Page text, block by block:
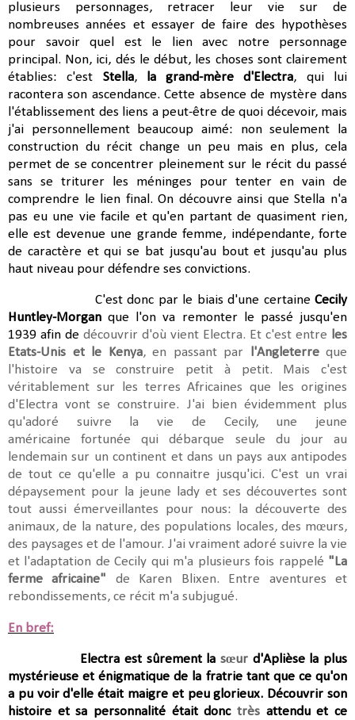
plusieurs personnages, retracer leur vie sur de
nombreuses années et essayer de faire des hypothèses
pour savoir quel est le lien avec notre personnage
principal. Non, ici, dés le début, les choses sont clairement
établies: c'est Stella, la grand-mère d'Electra, qui lui
racontera son ascendance. Cette absence de mystère dans
l'établissement des liens a peut-être de quoi décevoir, mais
j'ai personnellement beaucoup aimé: non seulement la
construction du récit change un peu mais en plus, cela
permet de se concentrer pleinement sur le récit du passé
sans se triturer les méninges pour tenter en vain de
comprendre le lien final. On découvre ainsi que Stella n'a
pas eu une vie facile et qu'en partant de quasiment rien,
elle est devenue une grande femme, indépendante, forte
de caractère et qui se bat jusqu'au bout et jusqu'au plus
haut niveau pour défendre ses convictions.
C'est donc par le biais d'une certaineCecily
Huntley-Morgan que l'on va remonter le passé jusqu'en
1939 afin de découvrir d'où vient Electra. Et c'est entre les
Etats-Unis et le Kenya, en passant par l'Angleterreque
l'histoire va seconstruire petit à petit. Mais c'est
véritablement sur les terres Africaines que les origines
d'Electra vont se construire. J'ai bien évidemmentplus
qu'adoré suivre la vie de Cecily, une jeune
américaine fortunée qui débarque seule du jour au
lendemain sur un continent et dans un pays aux antipodes
de tout ce qu'elle a pu connaitre jusqu'ici. C'est un vrai
dépaysement pour la jeune lady et ses découvertes sont
tout aussi émerveillantes pour nous: la découverte des
animaux, de la nature, des populations locales, des mœurs,
des paysages et de l'amour. J'ai vraiment adoré suivre la vie
et l'adaptation de Cecily qui m'a plusieurs fois rappelé "La
ferme africaine" de Karen Blixen. Entre aventures et
rebondissements, ce récit m'a subjugué.
En bref:
Electra est sûrement la sœurd'Aplièse la plus
mystérieuse et énigmatique de la fratrie tant que ce qu'on
a pu voir d'elle était maigre et peu glorieux. Découvrir son
histoire et sa personnalité était donc très attendu et ce